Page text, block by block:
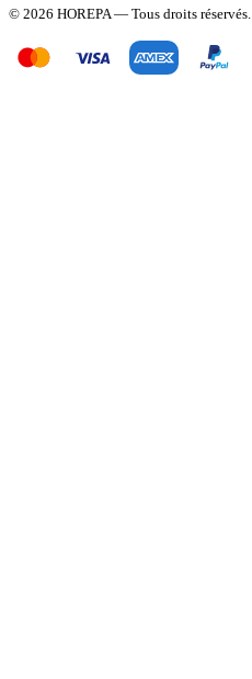
© 2026 HOREPA — Tous droits réservés.